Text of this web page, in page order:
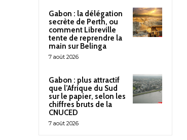
Gabon : la délégation
secrète de Perth, ou
comment Libreville
tente de reprendre la
main sur Belinga
7 août 2026
Gabon : plus attractif
que l’Afrique du Sud
sur le papier, selon les
chiffres bruts de la
CNUCED
7 août 2026